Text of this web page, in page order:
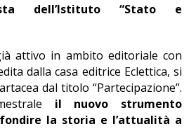
dell’Istituto “Stato e
attivo in ambito editoriale con
dalla casa editrice Eclettica, si
dal titolo “Partecipazione”.
il nuovo strumento
la storia e l’attualità a